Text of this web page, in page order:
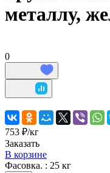
металлу,
0
753 ₽/кг
Заказать
В корзине
Фасовка. : 25 кг